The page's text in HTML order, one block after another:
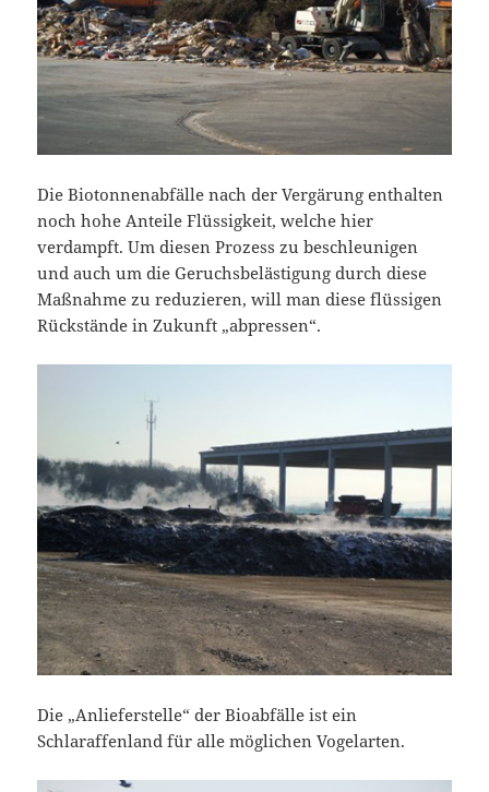
Die Biotonnenabfälle nach der Vergärung enthalten
noch hohe Anteile Flüssigkeit, welche hier
verdampft. Um diesen Prozess zu beschleunigen
und auch um die Geruchsbelästigung durch diese
Maßnahme zu reduzieren, will man diese flüssigen
Rückstände in Zukunft „abpressen“.
Die „Anlieferstelle“ der Bioabfälle ist ein
Schlaraffenland für alle möglichen Vogelarten.